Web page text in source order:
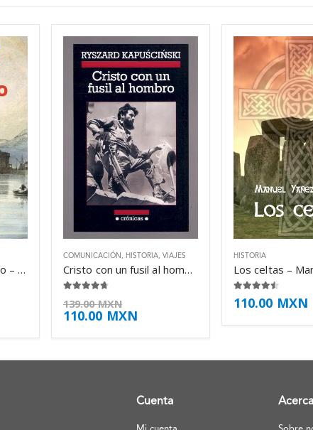
Historia del País Vasco – Manuel Montero
COMUNICACIÓN HISTORIA VIAJES
Cristo con un fusil al hombro – Ryszard Kapuscinski
139.00MXN
110.00 MXN
HISTORIA
4.38de 5
110.00 MXN
Cuenta Acerca